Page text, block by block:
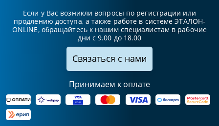
Если у Вас возникли вопросы по регистрации или
продлению доступа, а также работе в системе ЭТАЛОН-
ONLINE, обращайтесь к нашим специалистам в рабочие
дни с 9.00 до 18.00
Связаться с нами
Принимаем к оплате